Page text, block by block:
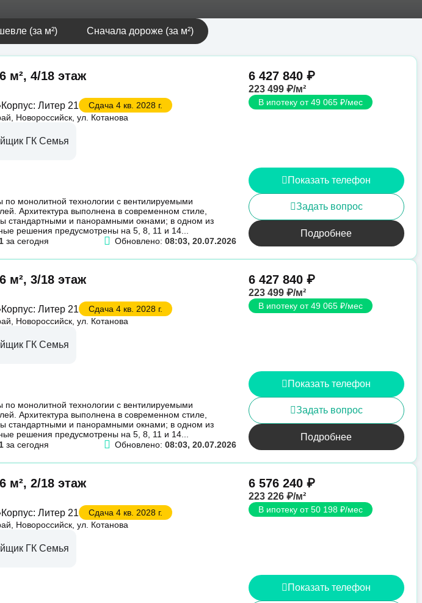
(за м²)
Сначала дороже (за м²)
м², 4/18 этаж
Корпус: Литер 21
Сдача 4 кв. 2028 г.
Новороссийск, ул. Котанова
ГК Семья
6 427 840 ₽
223 499 ₽/м²
В ипотеку от 49 065 ₽/мес
по монолитной технологии с вентилируемыми
Архитектура выполнена в современном стиле,
стандартными и панорамными окнами; в одном из
решения предусмотрены на 5, 8, 11 и 14...
за сегодня Обновлено: 08:03, 20.07.2026
Показать телефон
Задать вопрос
Подробнее
м², 3/18 этаж
Корпус: Литер 21
Сдача 4 кв. 2028 г.
Новороссийск, ул. Котанова
ГК Семья
6 427 840 ₽
223 499 ₽/м²
В ипотеку от 49 065 ₽/мес
по монолитной технологии с вентилируемыми
Архитектура выполнена в современном стиле,
стандартными и панорамными окнами; в одном из
решения предусмотрены на 5, 8, 11 и 14...
за сегодня Обновлено: 08:03, 20.07.2026
Показать телефон
Задать вопрос
Подробнее
м², 2/18 этаж
Корпус: Литер 21
Сдача 4 кв. 2028 г.
Новороссийск, ул. Котанова
ГК Семья
6 576 240 ₽
223 226 ₽/м²
В ипотеку от 50 198 ₽/мес
Показать телефон